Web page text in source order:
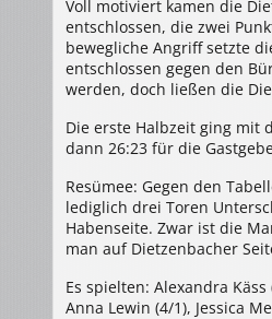
Voll motiviert kamen die
entschlossen, die zwei
bewegliche Angriff setzte
entschlossen gegen den
werden, doch ließen die
Die erste Halbzeit ging mit
dann 26:23 für die
Resümee: Gegen den
lediglich drei Toren
Habenseite. Zwar ist die
man auf Dietzenbacher
Es spielten: Alexandra Käss
Anna Lewin (4/1), Jessica